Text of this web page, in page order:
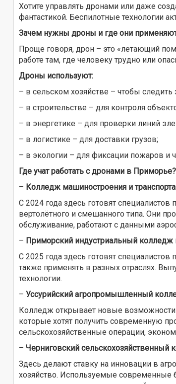
Хотите управлять дронами или даже
фантастикой. Беспилотные технологии
Зачем нужны дроны и где они
Проще говоря, дрон – это «летающий
работе там, где человеку трудно или
Дроны используют:
– в сельском хозяйстве – чтобы
– в строительстве – для контроля
– в энергетике – для проверки линий
– в логистике – для доставки грузов;
– в экологии – для фиксации пожаров и
Где учат работать с дронами в Приморье?
– Колледж машиностроения и
С 2024 года здесь готовят
вертолётного и смешанного типа. Они
обслуживание, работают с данными
– Приморский индустриальный колледж
С 2025 года здесь готовят
также применять в разных отраслях.
технологии.
– Уссурийский агропромышленный
Колледж открывает новые возможности
которые хотят получить современную
сельскохозяйственные операции,
– Черниговский сельскохозяйственный
Здесь делают ставку на инновации в
хозяйство. Используемые современные